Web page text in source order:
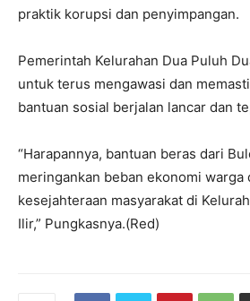
praktik korupsi dan penyimpangan.
Pemerintah Kelurahan Dua Puluh
untuk terus mengawasi dan
bantuan sosial berjalan lancar dan
“Harapannya, bantuan beras dari
meringankan beban ekonomi warga
kesejahteraan masyarakat di
Ilir,” Pungkasnya.(Red)